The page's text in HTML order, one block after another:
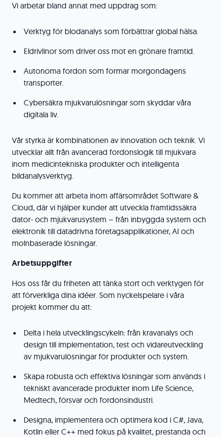
Vi arbetar bland annat med uppdrag som:
Verktyg för blodanalys som förbättrar global hälsa.
Eldrivlinor som driver oss mot en grönare framtid.
Autonoma fordon som formar morgondagens
transporter.
Cybersäkra mjukvarulösningar som skyddar våra
digitala liv.
Vår styrka är kombinationen av innovation och teknik. Vi
utvecklar allt från avancerad fordonslogik till mjukvara
inom medicintekniska produkter och intelligenta
bildanalysverktyg.
Du kommer att arbeta inom affärsområdet Software &
Cloud, där vi hjälper kunder att utveckla framtidssäkra
dator- och mjukvarusystem – från inbyggda system och
elektronik till datadrivna företagsapplikationer, AI och
molnbaserade lösningar.
Arbetsuppgifter
Hos oss får du friheten att tänka stort och verktygen för
att förverkliga dina idéer. Som nyckelspelare i våra
projekt kommer du att:
Delta i hela utvecklingscykeln: från kravanalys och
design till implementation, test och vidareutveckling
av mjukvarulösningar för produkter och system.
Skapa robusta och effektiva lösningar som används i
tekniskt avancerade produkter inom Life Science,
Medtech, försvar och fordonsindustri.
Designa, implementera och optimera kod i C#, Java,
Kotlin eller C++ med fokus på kvalitet, prestanda och